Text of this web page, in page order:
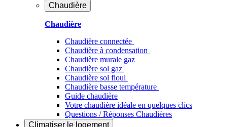
Chaudière
Chaudière
Chaudière connectée
Chaudière à condensation
Chaudière murale gaz
Chaudière sol gaz
Chaudière sol fioul
Chaudière basse température
Guide chaudière
Votre chaudière idéale en quelques clics
Questions / Réponses Chaudières
Climatiser le logement